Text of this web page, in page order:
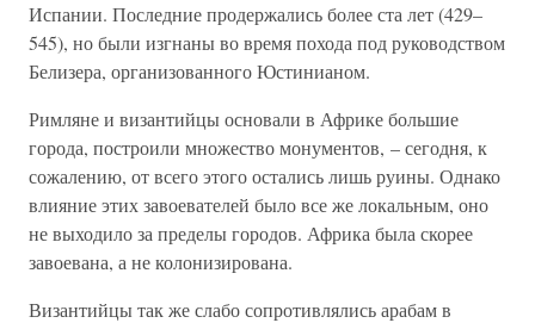
Испании. Последние продержались более ста лет (429–
545), но были изгнаны во время похода под руководством
Белизера, организованного Юстинианом.
Римляне и византийцы основали в Африке большие
города, построили множество монументов, – сегодня, к
сожалению, от всего этого остались лишь руины. Однако
влияние этих завоевателей было все же локальным, оно
не выходило за пределы городов. Африка была скорее
завоевана, а не колонизирована.
Византийцы так же слабо сопротивлялись арабам в